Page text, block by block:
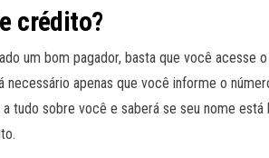
crédito?
um bom pagador, basta que você acesse
apenas que você informe o
tudo sobre você e saberá se seu nome está